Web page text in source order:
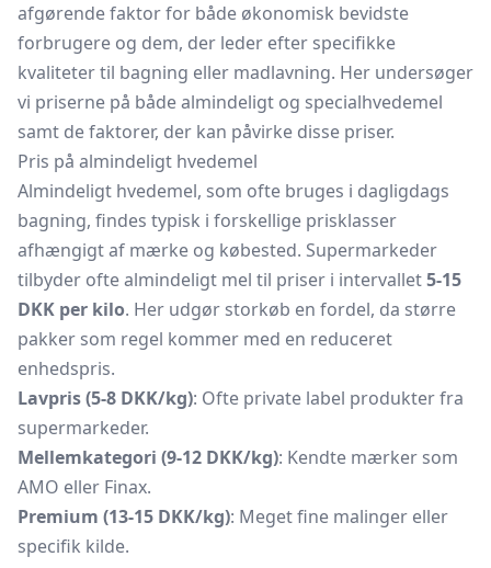
afgørende faktor for både økonomisk bevidste
forbrugere og dem, der leder efter specifikke
kvaliteter til bagning eller madlavning. Her undersøger
vi priserne på både almindeligt og specialhvedemel
samt de faktorer, der kan påvirke disse priser.
Pris på almindeligt hvedemel
Almindeligt hvedemel, som ofte bruges i dagligdags
bagning, findes typisk i forskellige prisklasser
afhængigt af mærke og købested. Supermarkeder
tilbyder ofte almindeligt mel til priser i intervallet5-15
DKK per kilo. Her udgør storkøb en fordel, da større
pakker som regel kommer med en reduceret
enhedspris.
Lavpris (5-8 DKK/kg): Ofte private label produkter fra
supermarkeder.
Mellemkategori (9-12 DKK/kg): Kendte mærker som
AMO eller Finax.
Premium (13-15 DKK/kg): Meget fine malinger eller
specifik kilde.